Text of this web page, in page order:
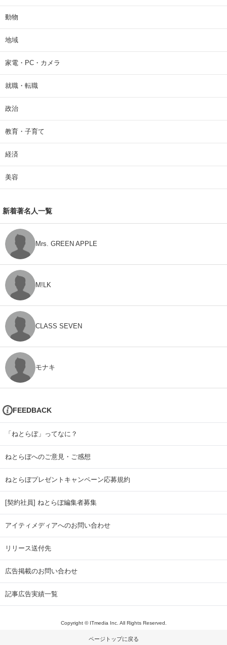
動物
地域
家電・PC・カメラ
就職・転職
政治
教育・子育て
経済
美容
新着著名人一覧
Mrs. GREEN APPLE
M!LK
CLASS SEVEN
モナキ
FEEDBACK
「ねとらぼ」ってなに？
ねとらぼへのご意見・ご感想
ねとらぼプレゼントキャンペーン応募規約
[契約社員] ねとらぼ編集者募集
アイティメディアへのお問い合わせ
リリース送付先
広告掲載のお問い合わせ
記事広告実績一覧
Copyright © ITmedia Inc. All Rights Reserved.
ページトップに戻る